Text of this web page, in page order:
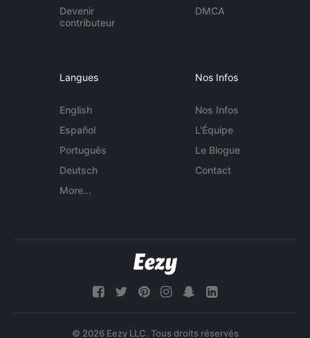
Devenir
contributeur
DMCA
Langues
English
Español
Português
Deutsch
More...
Nos Infos
Nos Infos
L'Équipe
Le Blogue
Contact
© 2026 Eezy LLC. Tous droits réservés